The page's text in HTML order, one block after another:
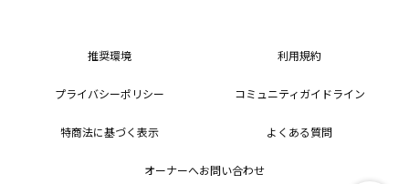
推奨環境 利用規約
プライバシーポリシー コミュニティガイドライン
特商法に基づく表示 よくある質問
オーナーへお問い合わせ